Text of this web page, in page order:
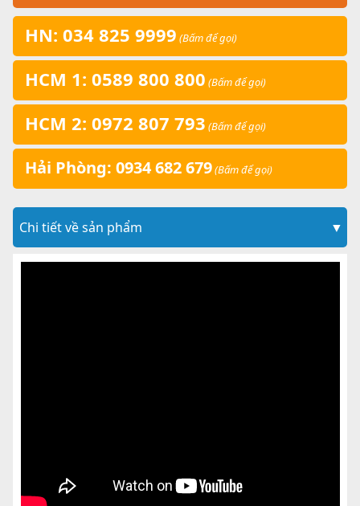
HN: 034 825 9999 (Bấm để gọi)
HCM 1: 0589 800 800 (Bấm để gọi)
HCM 2: 0972 807 793 (Bấm để gọi)
Hải Phòng: 0934 682 679(Bấm để gọi)
Chi tiết về sản phẩm ▼